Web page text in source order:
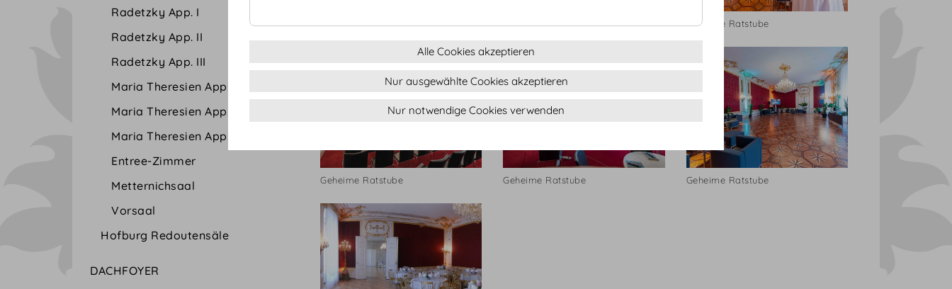
Radetzky App. I
Radetzky App. II
Radetzky App. III
Maria Theresien App. I
Maria Theresien App. II
Maria Theresien App. III
Entree-Zimmer
Metternichsaal
Vorsaal
Hofburg Redoutensäle
DACHFOYER
Geheime Ratstube Geheime Ratstube Geheime Ratstube
Geheime Ratstube Geheime Ratstube Geheime Ratstube
Alle Cookies akzeptieren
Nur ausgewählte Cookies akzeptieren
Nur notwendige Cookies verwenden